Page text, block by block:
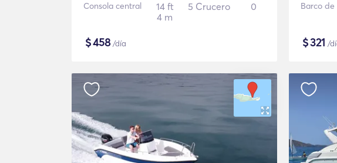
Consola central
14 ft
4 m
5 Crucero 0
$458/día
Barco
$321 /